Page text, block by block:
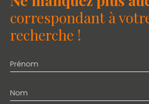
correspondant à
recherche !
Prénom
Nom